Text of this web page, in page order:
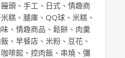
饅頭 、 手工 、 日式 、 情趣商
糕 、 腿庫 、 QQ球 、 米糕 、
、 情趣商品 、 鬆餅 、 肉羹
、 早餐店 、 米粉 、 豆花 、
咖啡館 、 控肉飯 、 串燒 、 彌